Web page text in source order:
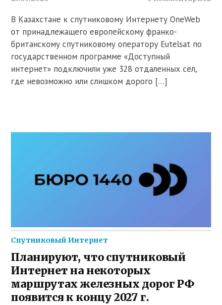
В Казахстане к спутниковому Интернету OneWeb
от принадлежащего европейскому франко-
британскому спутниковому оператору Eutelsat по
государственном программе «Доступный
интернет» подключили уже 328 отдаленных сёл,
где невозможно или слишком дорого […]
Спутниковый Интернет
Планируют, что спутниковый
Интернет на некоторых
маршрутах железных дорог РФ
появится к концу 2027 г.